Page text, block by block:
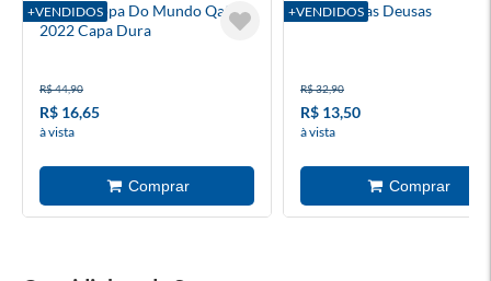
+VENDIDOS
Álbum Copa Do Mundo Qatar
2022 Capa Dura
R$ 44,90
R$ 16,65
à vista
+VENDIDOS
A Roda Das Deusas
R$ 32,90
R$ 13,50
à vista